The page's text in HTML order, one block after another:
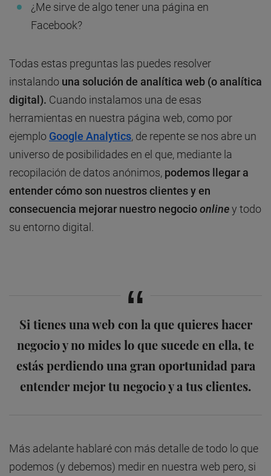
¿Me sirve de algo tener una página en
Facebook?
Todas estas preguntas las puedes resolver
instalando una solución de analítica web (o analítica
digital). Cuando instalamos una de esas
herramientas en nuestra página web, como por
ejemplo Google Analytics, de repente se nos abre un
universo de posibilidades en el que, mediante la
recopilación de datos anónimos, podemos llegar a
entender cómo son nuestros clientes y en
consecuencia mejorar nuestro negocioonliney todo
su entorno digital.
Si tienes una web con la que quieres hacer
negocio y no mides lo que sucede en ella, te
estás perdiendo una gran oportunidad para
entender mejor tu negocio y a tus clientes.
Más adelante hablaré con más detalle de todo lo que
podemos (y debemos) medir en nuestra web pero, si